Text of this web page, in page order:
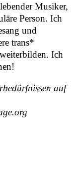
Musiker,
Person. Ich
und
trans*
Ich
auf